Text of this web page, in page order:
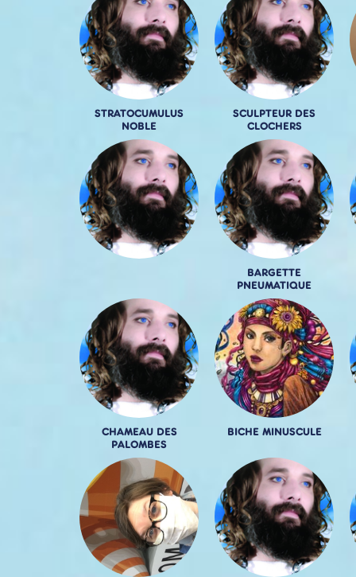
STRATOCUMULUS
NOBLE
SCULPTEUR DES
CLOCHERS
BARGETTE
PNEUMATIQUE
CHAMEAU DES
PALOMBES
BICHE MINUSCULE